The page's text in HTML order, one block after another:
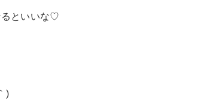
るといいな♡
)